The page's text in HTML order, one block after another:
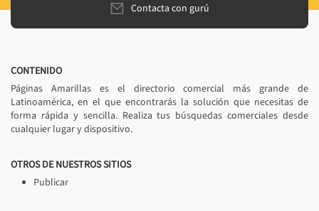
Contacta con gurú
CONTENIDO
Páginas Amarillas es el directorio comercial más grande de
Latinoamérica, en el que encontrarás la solución que necesitas de
forma rápida y sencilla. Realiza tus búsquedas comerciales desde
cualquier lugar y dispositivo.
OTROS DE NUESTROS SITIOS
Publicar